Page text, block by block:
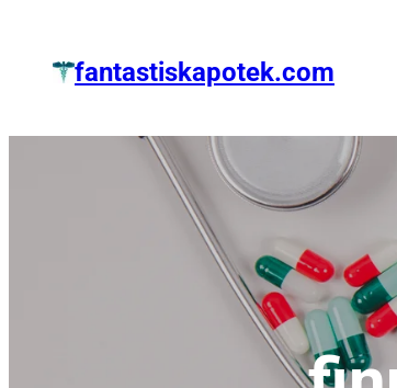
springenfantastiskapotek.com